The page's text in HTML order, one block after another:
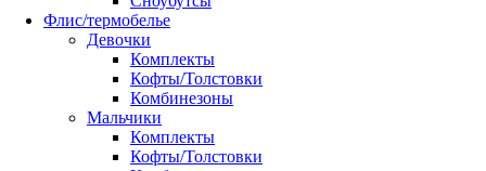
Флис/термобелье
Девочки
Комплекты
Кофты/Толстовки
Комбинезоны
Мальчики
Комплекты
Кофты/Толстовки